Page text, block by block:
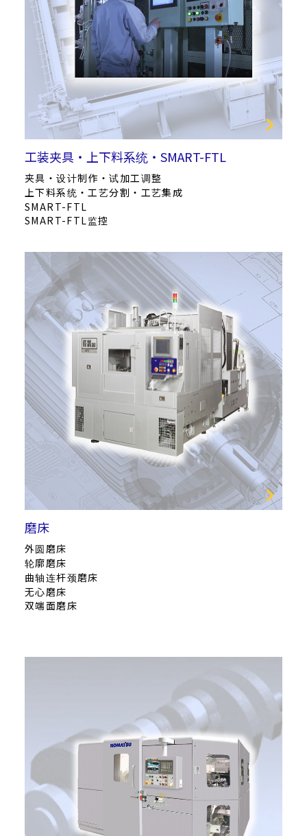
工装夹具・上下料系统・SMART-FTL
夹具・设计制作・试加工调整
上下料系统・工艺分割・工艺集成
SMART-FTL
SMART-FTL监控
磨床
外圆磨床
轮廓磨床
曲轴连杆颈磨床
无心磨床
双端面磨床